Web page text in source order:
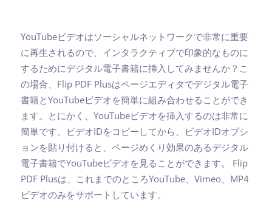
YouTubeビデオはソーシャルネットワークで非常に重要
に再生されるので、インタラクティブで印象的なものに
するためにデジタル電子書籍に挿入してみませんか？こ
の場合、Flip PDF Plusはページエディタでデジタル電子
書籍とYouTubeビデオを簡単に組み合わせることができ
ます。とにかく、YouTubeビデオを挿入するのは非常に
簡単です。ビデオIDをコピーしてから、ビデオIDオプシ
ョンを貼り付けると、ページめくり効果のあるデジタル
電子書籍でYouTubeビデオを見ることができます。 Flip
PDF Plusは、これまでのところYouTube、Vimeo、MP4
ビデオのみをサポートしています。